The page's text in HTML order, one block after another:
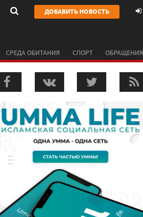
ДОБАВИТЬ НОВОСТЬ
СРЕДА ОБИТАНИЯ СПОРТ ОБРАЩЕНИЯ